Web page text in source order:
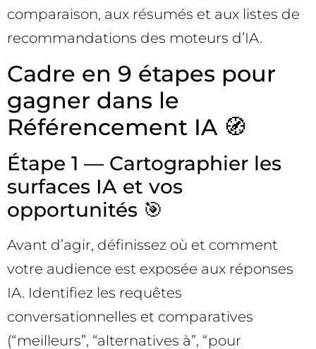
comparaison, aux résumés et aux listes de
recommandations des moteurs d’IA.
Cadre en 9 étapes pour
gagner dans le
Référencement IA 🧭
Étape 1 — Cartographier les
surfaces IA et vos
opportunités 🎯
Avant d’agir, définissez où et comment
votre audience est exposée aux réponses
IA. Identifiez les requêtes
conversationnelles et comparatives
(“meilleurs”, “alternatives à”, “pour